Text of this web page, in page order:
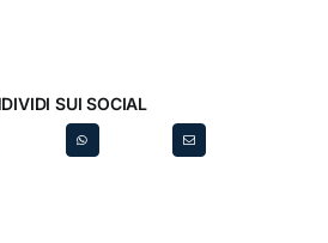
SUI SOCIAL